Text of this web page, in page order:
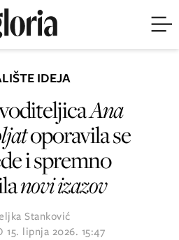
IDEJA
Ana
oporavila se
i spremno
novi izazov
Stanković
15. lipnja 2026. 15:47